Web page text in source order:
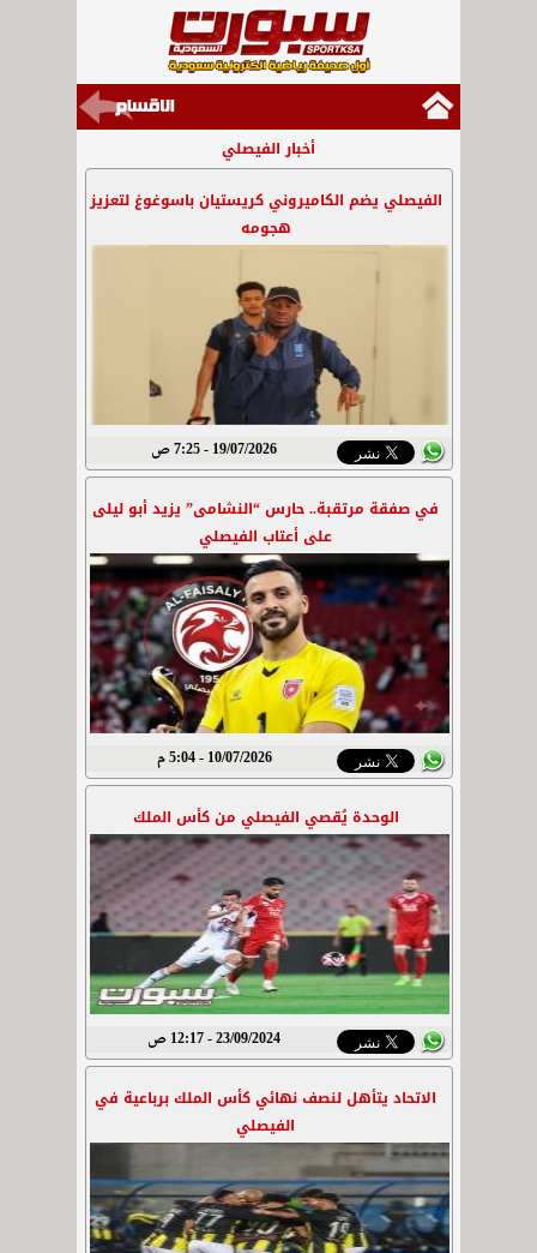
أخبار الفيصلي
الفيصلي يضم الكاميروني كريستيان باسوغوغ لتعزيز
هجومه
19/07/2026 - 7:25 ص
في صفقة مرتقبة.. حارس “النشامى” يزيد أبو ليلى
على أعتاب الفيصلي
10/07/2026 - 5:04 م
الوحدة يُقصي الفيصلي من كأس الملك
23/09/2024 - 12:17 ص
الاتحاد يتأهل لنصف نهائي كأس الملك برباعية في
الفيصلي